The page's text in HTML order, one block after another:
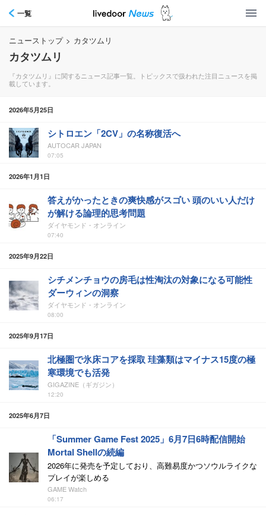
一覧
ニューストップ > カタツムリ
カタツムリ
『カタツムリ』に関するニュース記事一覧。トピックスで扱われた注目ニュースを掲
載しています。
2026年5月25日
シトロエン「2CV」の名称復活へ
AUTOCAR JAPAN
07:05
2026年1月1日
答えがかったときの爽快感がスゴい 頭のいい人だけ
が解ける論理的思考問題
ダイヤモンド・オンライン
07:40
2025年9月22日
シチメンチョウの房毛は性淘汰の対象になる可能性
ダーウィンの洞察
ダイヤモンド・オンライン
08:00
2025年9月17日
北極圏で氷床コアを採取 珪藻類はマイナス15度の極
寒環境でも活発
GIGAZINE（ギガジン）
12:20
2025年6月7日
「Summer Game Fest 2025」6月7日6時配信開始
Mortal Shellの続編
2026年に発売を予定しており、高難易度かつソウルライクな
プレイが楽しめる
GAME Watch
06:17